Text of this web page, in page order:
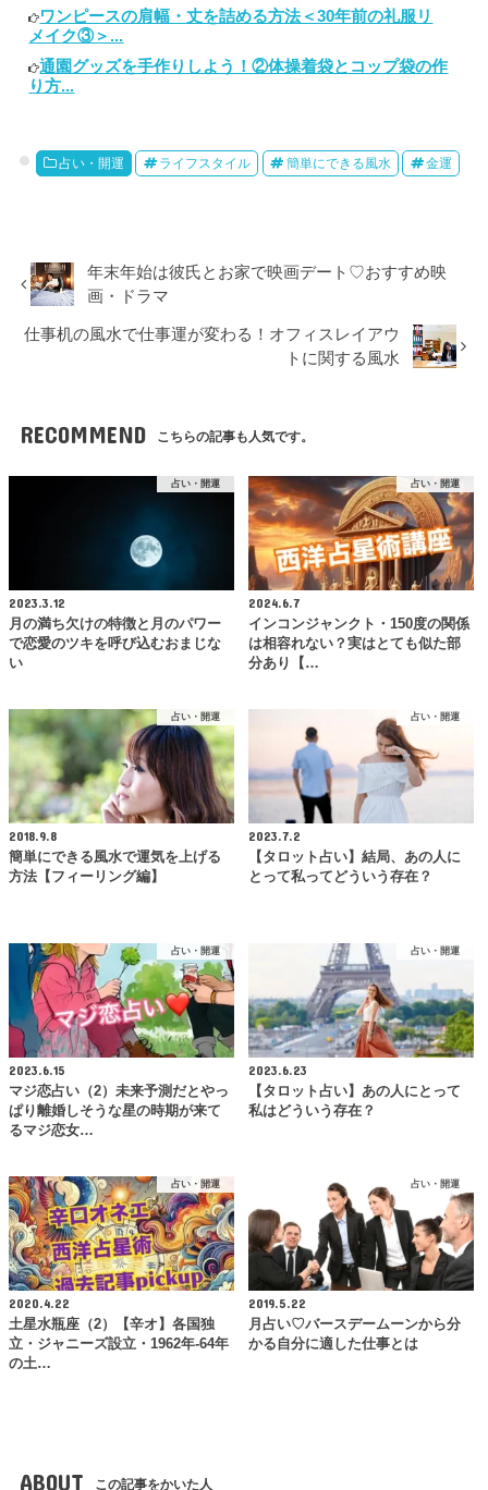
ワンピースの肩幅・丈を詰める方法＜30年前の礼服リ
メイク③＞...
通園グッズを手作りしよう！②体操着袋とコップ袋の作
り方...
占い・開運 ライフスタイル 簡単にできる風水 金運
年末年始は彼氏とお家で映画デート♡おすすめ映
画・ドラマ
仕事机の風水で仕事運が変わる！オフィスレイアウ
トに関する風水
RECOMMEND こちらの記事も人気です。
占い・開運
2023.3.12
月の満ち欠けの特徴と月のパワー
で恋愛のツキを呼び込むおまじな
い
占い・開運
2024.6.7
インコンジャンクト・150度の関係
は相容れない？実はとても似た部
分あり【…
占い・開運
2018.9.8
簡単にできる風水で運気を上げる
方法【フィーリング編】
占い・開運
2023.7.2
【タロット占い】結局、あの人に
とって私ってどういう存在？
占い・開運
2023.6.15
マジ恋占い（2）未来予測だとやっ
ぱり離婚しそうな星の時期が来て
るマジ恋女…
占い・開運
2023.6.23
【タロット占い】あの人にとって
私はどういう存在？
占い・開運
2020.4.22
土星水瓶座（2）【辛オ】各国独
立・ジャニーズ設立・1962年-64年
の土…
占い・開運
2019.5.22
月占い♡バースデームーンから分
かる自分に適した仕事とは
ABOUT この記事をかいた人